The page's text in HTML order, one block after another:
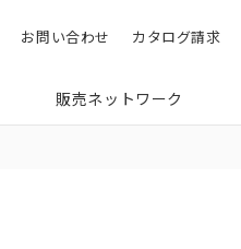
検索 カタログ請求
お問い合わせ
販売ネットワーク